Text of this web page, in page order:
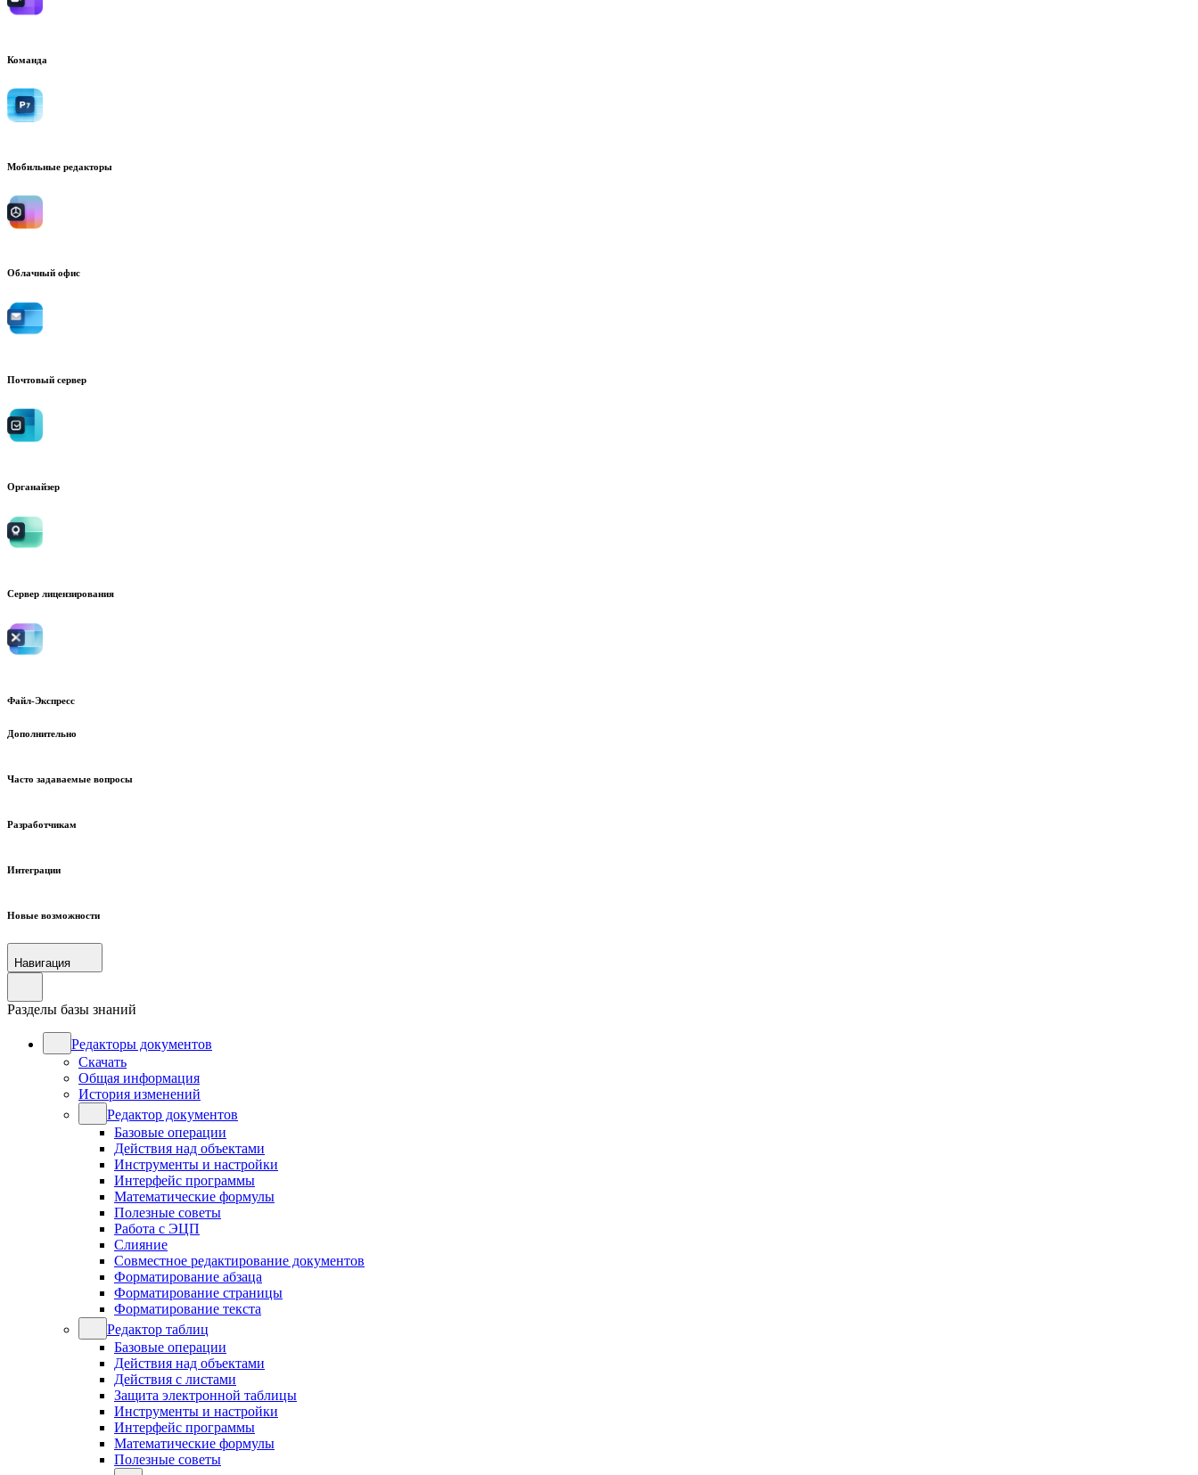
Команда
Мобильные редакторы
Облачный офис
Почтовый сервер
Органайзер
Сервер лицензирования
Файл-Экспресс
Дополнительно
Часто задаваемые вопросы
Разработчикам
Интеграции
Новые возможности
Навигация
Разделы базы знаний
Редакторы документов
Скачать
Общая информация
История изменений
Редактор документов
Базовые операции
Действия над объектами
Инструменты и настройки
Интерфейс программы
Математические формулы
Полезные советы
Работа с ЭЦП
Слияние
Совместное редактирование документов
Форматирование абзаца
Форматирование страницы
Форматирование текста
Редактор таблиц
Базовые операции
Действия над объектами
Действия с листами
Защита электронной таблицы
Инструменты и настройки
Интерфейс программы
Математические формулы
Полезные советы